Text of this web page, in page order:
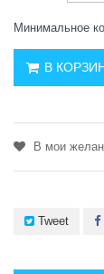
Минимальное
В
В мои
Tweet